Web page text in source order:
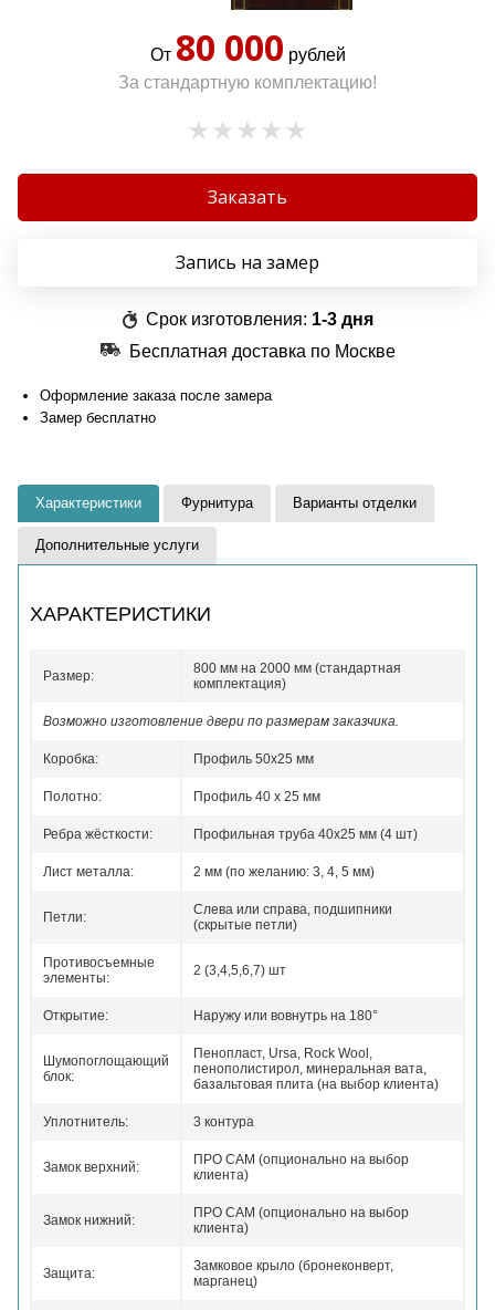
От 80 000 рублей
За стандартную комплектацию!
Заказать
Запись на замер
Срок изготовления: 1-3 дня
Бесплатная доставка по Москве
Оформление заказа после замера
Замер бесплатно
Характеристики Фурнитура Варианты отделки
Дополнительные услуги
ХАРАКТЕРИСТИКИ
Размер:
800 мм на 2000 мм (стандартная
комплектация)
Возможно изготовление двери по размерам заказчика.
Коробка: Профиль 50x25 мм
Полотно: Профиль 40 x 25 мм
Ребра жёсткости: Профильная труба 40х25 мм (4 шт)
Лист металла: 2 мм (по желанию: 3, 4, 5 мм)
Петли:
Слева или справа, подшипники
(скрытые петли)
Противосъемные
элементы:
2 (3,4,5,6,7) шт
Открытие: Наружу или вовнутрь на 180°
Шумопоглощающий
блок:
Пенопласт, Ursa, Rock Wool,
пенополистирол, минеральная вата,
базальтовая плита (на выбор клиента)
Уплотнитель: 3 контура
Замок верхний:
ПРО САМ (опционально на выбор
клиента)
Замок нижний:
ПРО САМ (опционально на выбор
клиента)
Защита:
Замковое крыло (бронеконверт,
марганец)